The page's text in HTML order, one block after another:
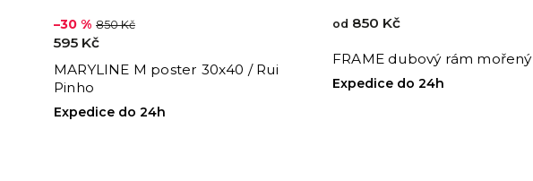
MARYLINE M poster 30x40 / Rui
Pinho
Expedice do 24h
–30 % 850 Kč
595 Kč
FRAME dubový rám mořený
Expedice do 24h
od 850 Kč